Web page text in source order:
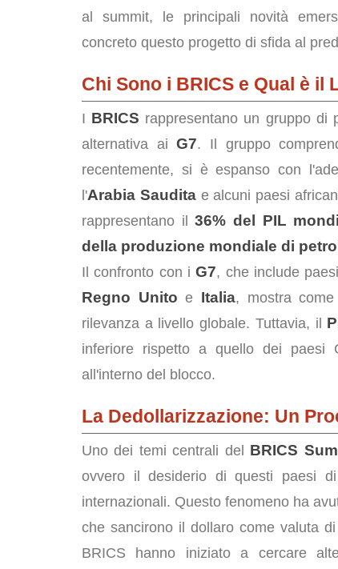
al summit, le principali novità
concreto questo progetto di sfida al
Chi Sono i BRICS e Qual è il
I BRICS rappresentano un gruppo di
alternativa aiG7. Il gruppo
recentemente, si è espanso con
l'Arabia Sauditae alcuni paesi
rappresentano il36% del PIL
della produzione mondiale di
Il confronto con iG7, che include
Regno Unito e Italia, mostra
rilevanza a livello globale. Tuttavia, il
inferiore rispetto a quello dei paesi
all'interno del blocco.
La Dedollarizzazione: Un
Uno dei temi centrali del BRICS
ovvero il desiderio di questi paesi
internazionali. Questo fenomeno ha
che sancirono il dollaro come valuta
BRICS hanno iniziato a cercare